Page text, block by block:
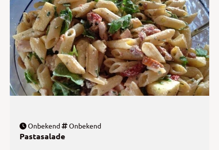
Onbekend Onbekend
Pastasalade